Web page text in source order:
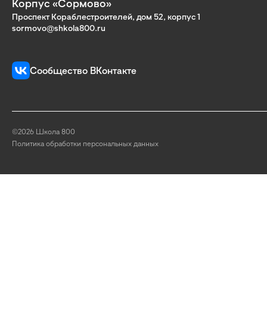
Корпус «Сормово»
Проспект Кораблестроителей, дом 52, корпус 1
sormovo@shkola800.ru
Сообщество ВКонтакте
©2026 Школа 800
Политика обработки персональных данных